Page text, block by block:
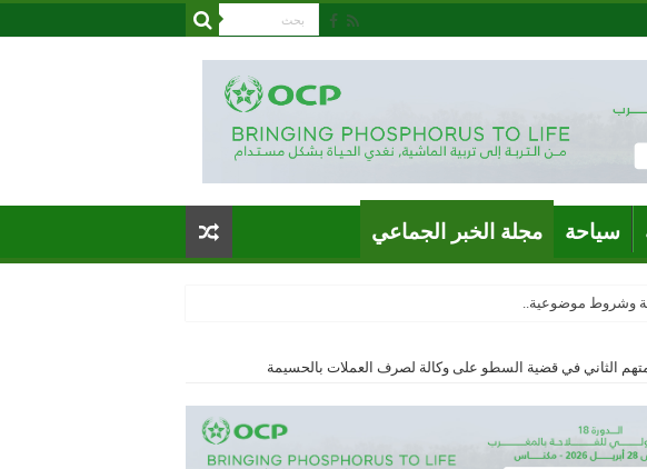
سياحة مجلة الخبر الجماعي
وشروط موضوعية..
الثاني في قضية السطو على وكالة لصرف العملات بالحسيمة